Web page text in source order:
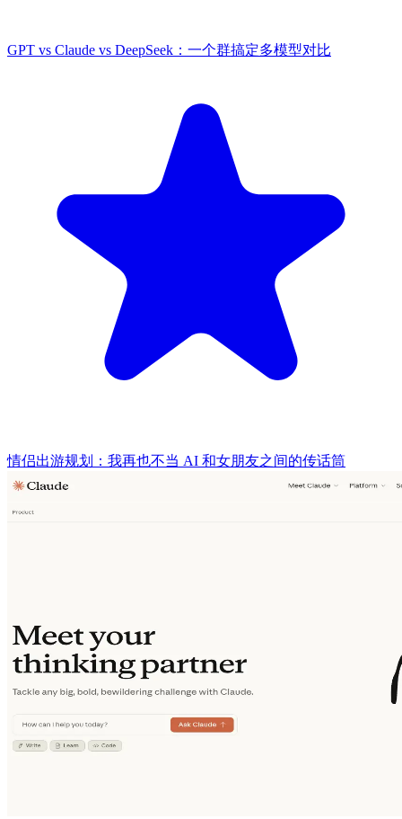
GPT vs Claude vs DeepSeek：一个群搞定多模型对比
情侣出游规划：我再也不当 AI 和女朋友之间的传话筒